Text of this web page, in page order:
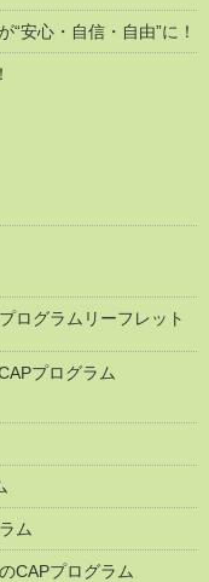
安心・自信・自由”に！
ログラムリーフレット
プログラム
ム
CAPプログラム